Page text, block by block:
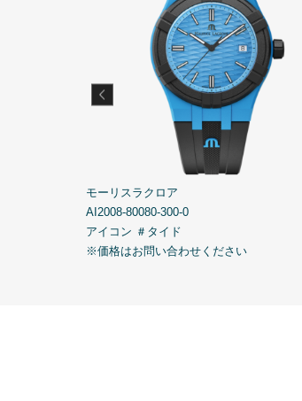
モーリスラクロア
AI2008-80080-300-0
アイコン ＃タイド
※価格はお問い合わせください